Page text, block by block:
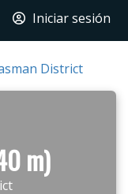
Iniciar sesión
District
m)